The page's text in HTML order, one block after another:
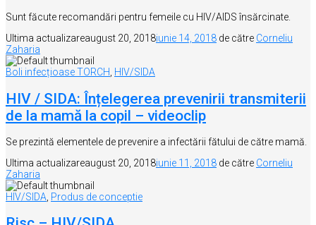
Sunt făcute recomandări pentru femeile cu HIV/AIDS însărcinate.
Ultima actualizareaugust 20, 2018iunie 14, 2018 de către Corneliu
Zaharia
Boli infecțioase TORCH HIV/SIDA
HIV / SIDA: Înțelegerea prevenirii transmiterii
de la mamă la copil – videoclip
Se prezintă elementele de prevenire a infectării fătului de către mamă.
Ultima actualizareaugust 20, 2018iunie 11, 2018 de către Corneliu
Zaharia
HIV/SIDA Produs de conceptie